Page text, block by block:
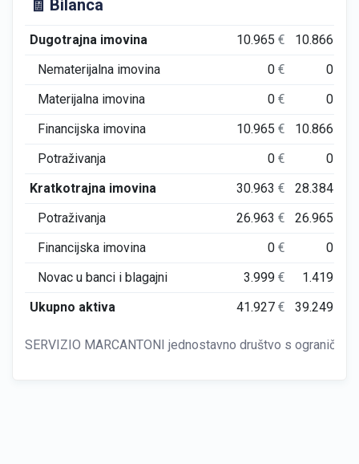
🧾 Bilanca
Dugotrajna imovina 10.965€ 10.866
Nematerijalna imovina
0€ 0
Materijalna imovina
0€ 0
Financijska imovina
10.965€ 10.866
Potraživanja
0€ 0
Kratkotrajna imovina
30.963€ 28.384
Potraživanja
26.963€ 26.965
Financijska imovina
0€ 0
Novac u banci i blagajni
3.999€ 1.419
Ukupno aktiva
41.927€ 39.249
SERVIZIO MARCANTONI jednostavno društvo s